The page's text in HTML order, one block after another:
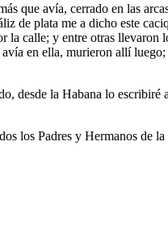
que avía, cerrado en las
de plata me a dicho este
la calle; y entre otras
en ella, murieron allí
desde la Habana lo escribiré
los Padres y Hermanos de